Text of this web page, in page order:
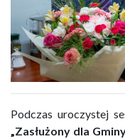
Podczas uroczystej
„Zasłużony dla